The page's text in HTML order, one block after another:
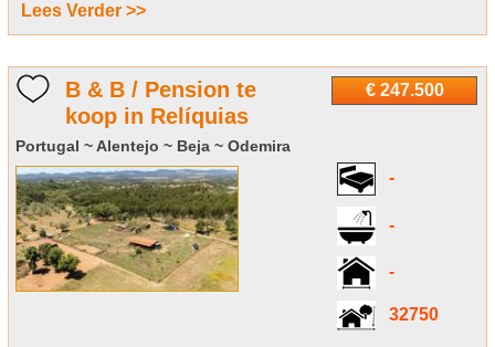
Lees Verder >>
€ 247.500
B & B / Pension te
koop in Relíquias
Portugal ~ Alentejo ~ Beja ~ Odemira
-
-
-
32750